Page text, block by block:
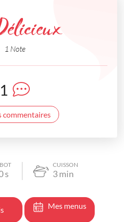
1 Note
1
commentaires
s
CUISSON
3min
Mes menus